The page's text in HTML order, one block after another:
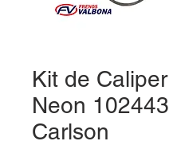
Kit de Caliper
Neon 102443
Carlson